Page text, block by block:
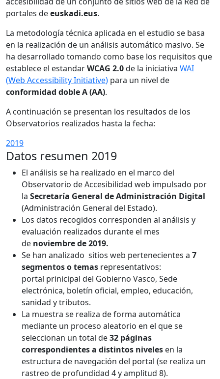
portales deeuskadi.eus.
La metodología técnica aplicada en el estudio se basa
en la realización de un análisis automático masivo. Se
ha desarrollado tomando como base los requisitos que
establece el estandarWCAG 2.0de la iniciativa WAI
(Web Accessibility Initiative) para un nivel de
conformidad doble A (AA).
A continuación se presentan los resultados de los
Observatorios realizados hasta la fecha:
2019
Datos resumen 2019
El análisis se ha realizado en el marco del
Observatorio de Accesibilidad web impulsado por
la Secretaría General de Administración Digital
(Administración General del Estado).
Los datos recogidos corresponden al análisis y
evaluación realizados durante el mes
de noviembre de 2019.
Se han analizado sitios web pertenecientes a 7
segmentos o temas representativos:
portal prinicipal del Gobierno Vasco, Sede
electrónica, boletín oficial, empleo, educación,
sanidad y tributos.
La muestra se realiza de forma automática
mediante un proceso aleatorio en el que se
seleccionan un total de32 páginas
correspondientes a distintos niveles en la
estructura de navegación del portal (se realiza un
rastreo de profundidad 4 y amplitud 8).